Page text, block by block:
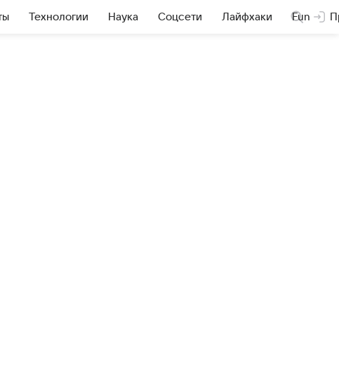
Технологии Наука Соцсети Лайфхаки Fun